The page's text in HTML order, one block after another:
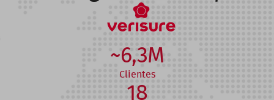
~6,3M
Clientes
18